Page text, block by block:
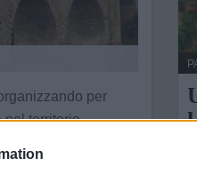
per
nel territorio
civili, militari e